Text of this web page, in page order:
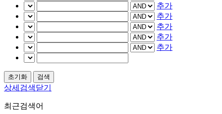
추가
추가
추가
추가
추가
상세검색닫기
최근검색어